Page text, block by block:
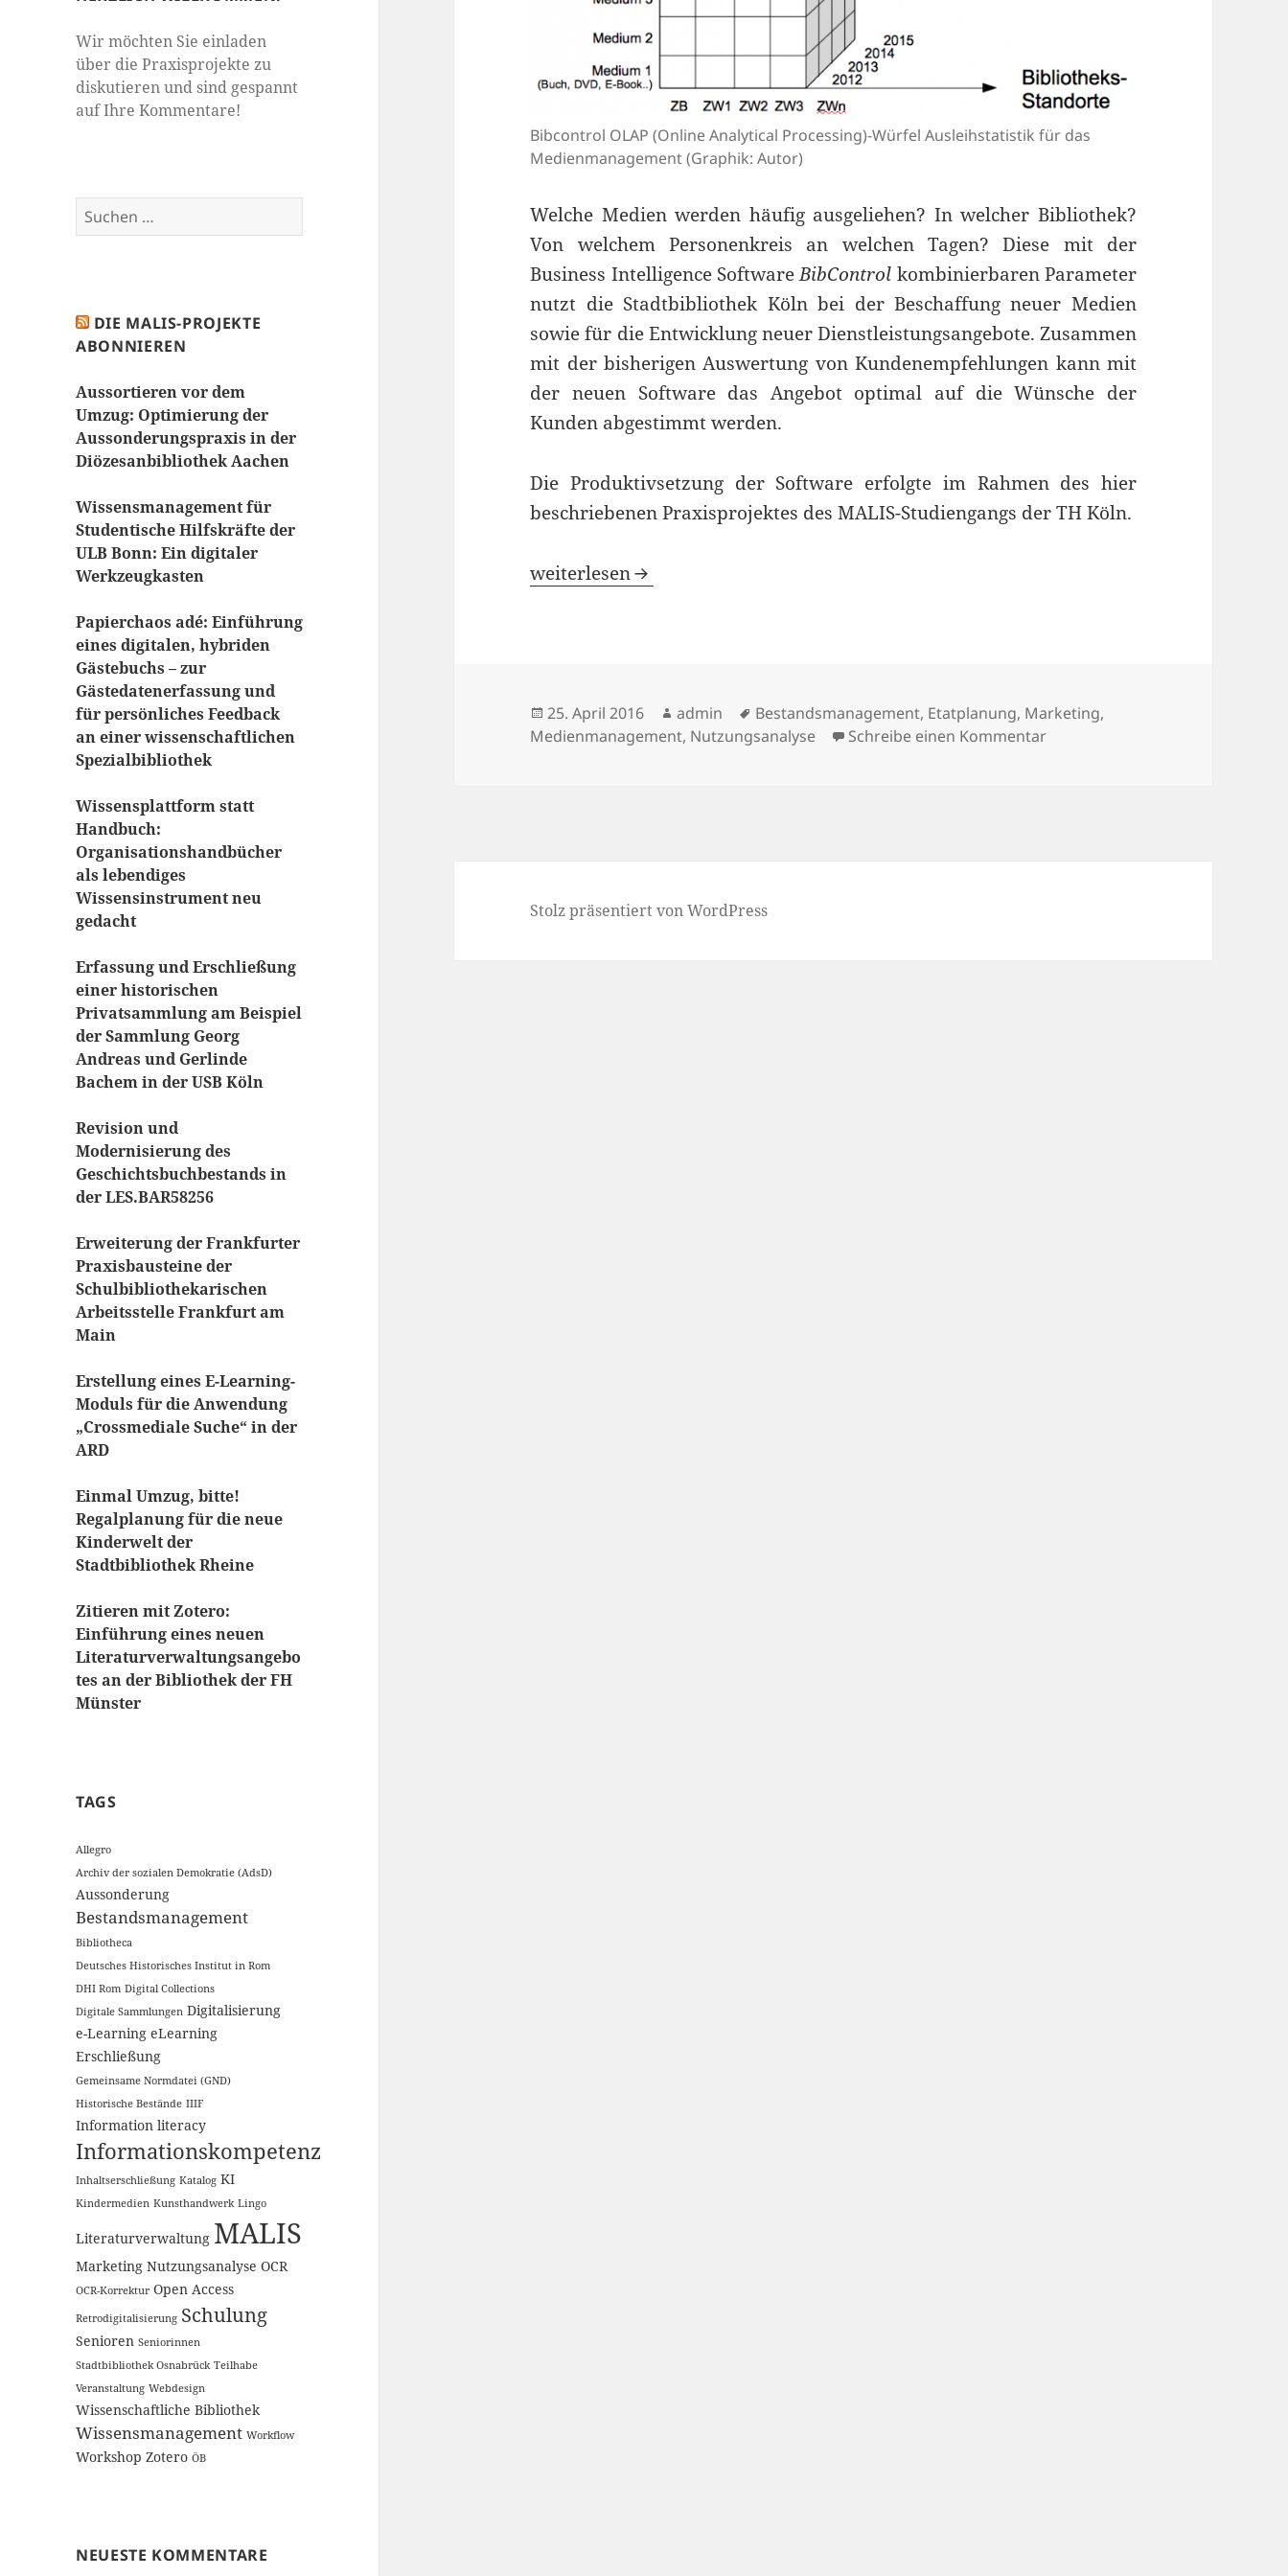
Wir möchten Sie einladen
über die Praxisprojekte zu
diskutieren und sind gespannt
auf Ihre Kommentare!
Suchen
nach:
DIE MALIS-PROJEKTE
ABONNIEREN
Aussortieren vor dem
Umzug: Optimierung der
Aussonderungspraxis in der
Diözesanbibliothek Aachen
Wissensmanagement für
Studentische Hilfskräfte der
ULB Bonn: Ein digitaler
Werkzeugkasten
Papierchaos adé: Einführung
eines digitalen, hybriden
Gästebuchs – zur
Gästedatenerfassung und
für persönliches Feedback
an einer wissenschaftlichen
Spezialbibliothek
Wissensplattform statt
Handbuch:
Organisationshandbücher
als lebendiges
Wissensinstrument neu
gedacht
Erfassung und Erschließung
einer historischen
Privatsammlung am Beispiel
der Sammlung Georg
Andreas und Gerlinde
Bachem in der USB Köln
Revision und
Modernisierung des
Geschichtsbuchbestands in
der LES.BAR58256
Erweiterung der Frankfurter
Praxisbausteine der
Schulbibliothekarischen
Arbeitsstelle Frankfurt am
Main
Erstellung eines E-Learning-
Moduls für die Anwendung
„Crossmediale Suche“ in der
ARD
Einmal Umzug, bitte!
Regalplanung für die neue
Kinderwelt der
Stadtbibliothek Rheine
Zitieren mit Zotero:
Einführung eines neuen
Literaturverwaltungsangebo
tes an der Bibliothek der FH
Münster
TAGS
Allegro
Archiv der sozialen Demokratie (AdsD)
Aussonderung
Bestandsmanagement
Bibliotheca
Deutsches Historisches Institut in Rom
DHI Rom Digital Collections
Digitale Sammlungen Digitalisierung
e-Learning eLearning
Erschließung
Gemeinsame Normdatei (GND)
Historische Bestände IIIF
Information literacy
Informationskompetenz
Inhaltserschließung Katalog KI
Kindermedien Kunsthandwerk Lingo
Literaturverwaltung MALIS
Marketing Nutzungsanalyse OCR
OCR-Korrektur Open Access
Retrodigitalisierung Schulung
Senioren Seniorinnen
Stadtbibliothek Osnabrück Teilhabe
Veranstaltung Webdesign
Wissenschaftliche Bibliothek
Wissensmanagement Workflow
Workshop Zotero ÖB
NEUESTE KOMMENTARE
Bibcontrol OLAP (Online Analytical Processing)-Würfel Ausleihstatistik für das
Medienmanagement (Graphik: Autor)
Welche Medien werden häufig ausgeliehen? In welcher Bibliothek?
Von welchem Personenkreis an welchen Tagen? Diese mit der
Business Intelligence SoftwareBibControl kombinierbaren Parameter
nutzt die Stadtbibliothek Köln bei der Beschaffung neuer Medien
sowie für die Entwicklung neuer Dienstleistungsangebote. Zusammen
mit der bisherigen Auswertung von Kundenempfehlungen kann mit
der neuen Software das Angebot optimal auf die Wünsche der
Kunden abgestimmt werden.
Die Produktivsetzung der Software erfolgte im Rahmen des hier
beschriebenen Praxisprojektes des MALIS-Studiengangs der TH Köln.
Medienmanagement leichtgemacht – Einführung von BibControl in der
weiterlesen
Veröffentlicht
am
25. April 2016 Autor
admin Schlagwörter
Bestandsmanagement, Etatplanung, Marketing,
Medienmanagement, Nutzungsanalyse Schreibe einen Kommentarzu Medienmanagement
Stolz präsentiert von WordPress